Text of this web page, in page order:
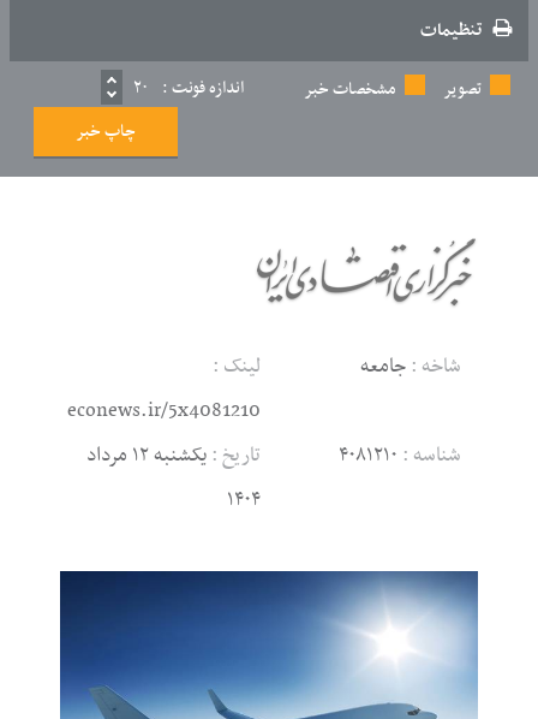
تنظیمات
تصویر
مشخصات خبر اندازه فونت : ۲۰
چاپ خبر
شاخه : جامعه
لینک :
econews.ir/5x4081210
شناسه : ۴۰۸۱۲۱۰ تاریخ :
یکشنبه ۱۲ مرداد
۱۴۰۴